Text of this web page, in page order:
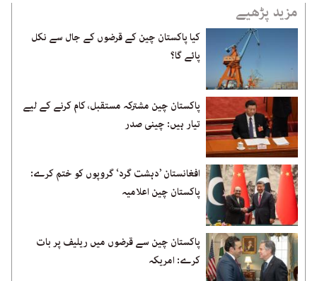
مزید پڑھیے
کیا پاکستان چین کے قرضوں کے جال سے نکل
پائے گا؟
پاکستان چین مشترکہ مستقبل، کام کرنے کے لیے
تیار ہیں: چینی صدر
افغانستان ’دہشت گرد‘ گروپوں کو ختم کرے:
پاکستان چین اعلامیہ
پاکستان چین سے قرضوں میں ریلیف پر بات
کرے: امریکہ